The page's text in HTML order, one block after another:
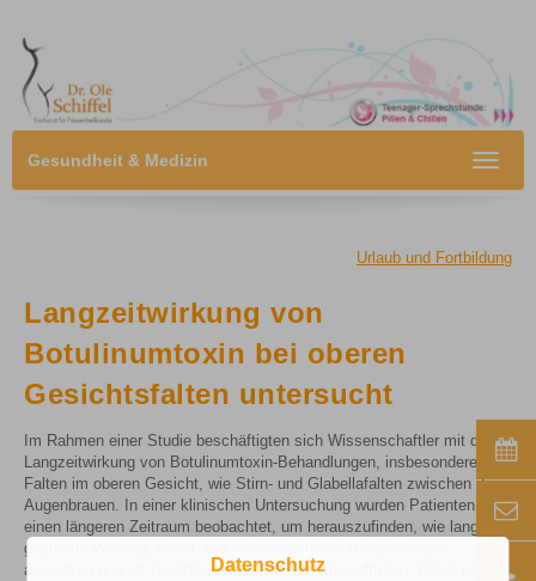
Gesundheit & Medizin
Toggle
Urlaub und Fortbildung
Langzeitwirkung von
Botulinumtoxin bei oberen
Gesichtsfalten untersucht
Im Rahmen einer Studie beschäftigten sich Wissenschaftler mit der
Langzeitwirkung von Botulinumtoxin-Behandlungen, insbesondere bei
Falten im oberen Gesicht, wie Stirn- und Glabellafalten zwischen den
Augenbrauen. In einer klinischen Untersuchung wurden Patienten über
einen längeren Zeitraum beobachtet, um herauszufinden, wie lange die
glättende Wirkung anhält, wie sich wiederholte Behandlungen
auswirken und ob zusätzliche positive Effekte auftreten. Dabei kam
Datenschutz